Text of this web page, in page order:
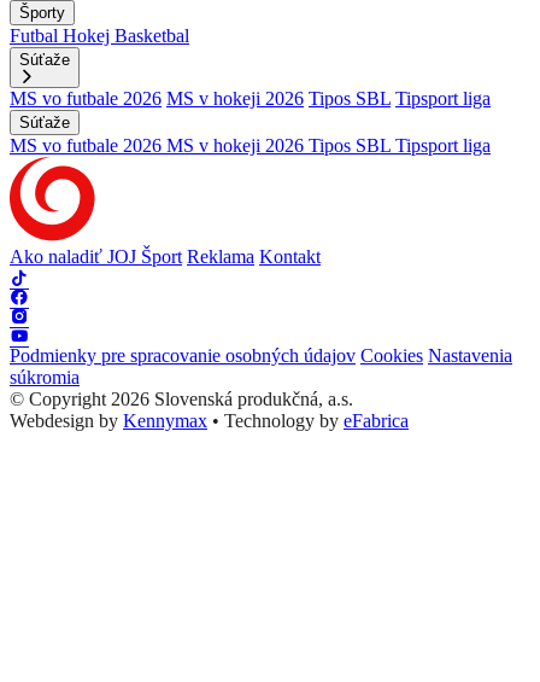
Športy
Futbal Hokej Basketbal
Súťaže
MS vo futbale 2026 MS v hokeji 2026 Tipos SBL Tipsport liga
Súťaže
MS vo futbale 2026 MS v hokeji 2026 Tipos SBL Tipsport liga
Ako naladiť JOJ Šport Reklama Kontakt
Podmienky pre spracovanie osobných údajov Cookies Nastavenia
súkromia
© Copyright 2026 Slovenská produkčná, a.s.
Webdesign by Kennymax • Technology by eFabrica